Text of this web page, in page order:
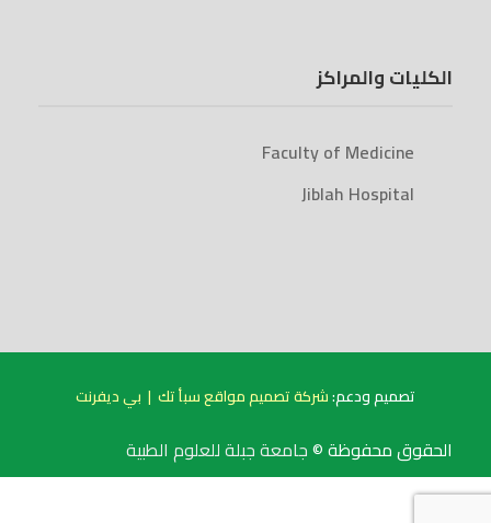
الكليات والمراكز
Faculty of Medicine
Jiblah Hospital
تصميم ودعم:شركة تصميم مواقع سبأ تك | بي ديفرنت
الحقوق محفوظة ©جامعة جبلة للعلوم الطبية